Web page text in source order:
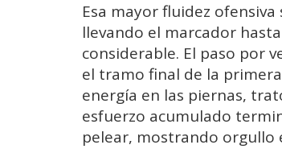
Esa mayor fluidez
llevando el marcador
considerable. El paso por
el tramo final de la
energía en las piernas,
esfuerzo acumulado
pelear, mostrando orgullo